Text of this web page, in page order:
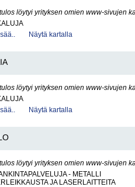
löytyi yrityksen omien www-sivujen
Näytä kartalla
löytyi yrityksen omien www-sivujen
Näytä kartalla
löytyi yrityksen omien www-sivujen
- METALLI
JA LASERLAITTEITA